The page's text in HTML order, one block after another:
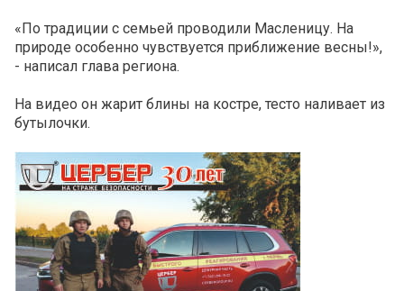
«По традиции с семьей проводили Масленицу. На
природе особенно чувствуется приближение весны!»,
- написал глава региона.
На видео он жарит блины на костре, тесто наливает из
бутылочки.